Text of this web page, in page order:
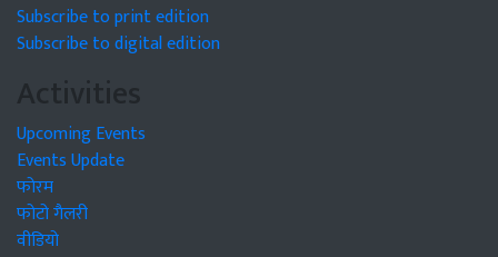
Subscribe to print edition
Subscribe to digital edition
Activities
Upcoming Events
Events Update
फोरम
फोटो गैलरी
वीडियो